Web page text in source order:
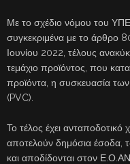
Με το σχέδιο νόμου του
συγκεκριμένα με το άρθρο
Ιουνίου 2022, τέλους
τεμάχιο προϊόντος, που
προϊόντα, η συσκευασία των
(PVC).
Το τέλος έχει
αποτελούν δημόσια έσοδα,
και αποδίδονται στον